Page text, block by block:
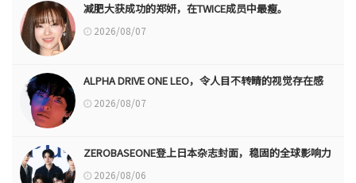
减肥大获成功的郑妍，在TWICE成员中最瘦。
2026/08/07
ALPHA DRIVE ONE LEO，令人目不转睛的视觉存在感
2026/08/07
ZEROBASEONE登上日本杂志封面，稳固的全球影响力
2026/08/06